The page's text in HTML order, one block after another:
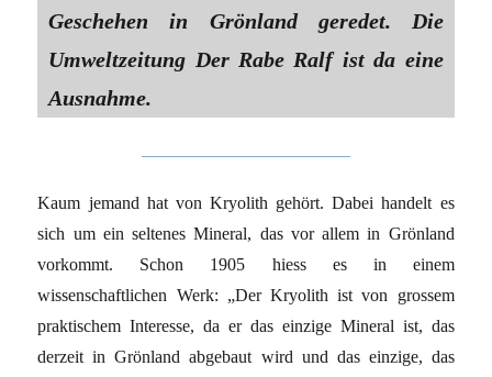
Geschehen in Grönland geredet. Die
Umweltzeitung Der Rabe Ralf ist da eine
Ausnahme.
Kaum jemand hat von Kryolith gehört. Dabei handelt es
sich um ein seltenes Mineral, das vor allem in Grönland
vorkommt. Schon 1905 hiess es in einem
wissenschaftlichen Werk: „Der Kryolith ist von grossem
praktischem Interesse, da er das einzige Mineral ist, das
derzeit in Grönland abgebaut wird und das einzige, das